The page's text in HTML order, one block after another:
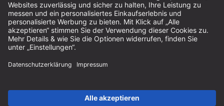
Impressum
AGB
Datenschutz
Cookie-Einstellungen
© 2026 sauter GmbH
* kostenloser Versand ab 150 Euro Bestellwert innerhalb
Deutschlands für die Standard-Paketgrößen - ausgenommen